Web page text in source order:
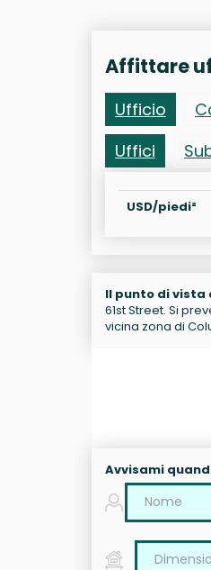
Affittare
Ufficio
Uffici
USD/piedi²
Il punto di vista
61st Street. Si
vicina zona di
Avvisami